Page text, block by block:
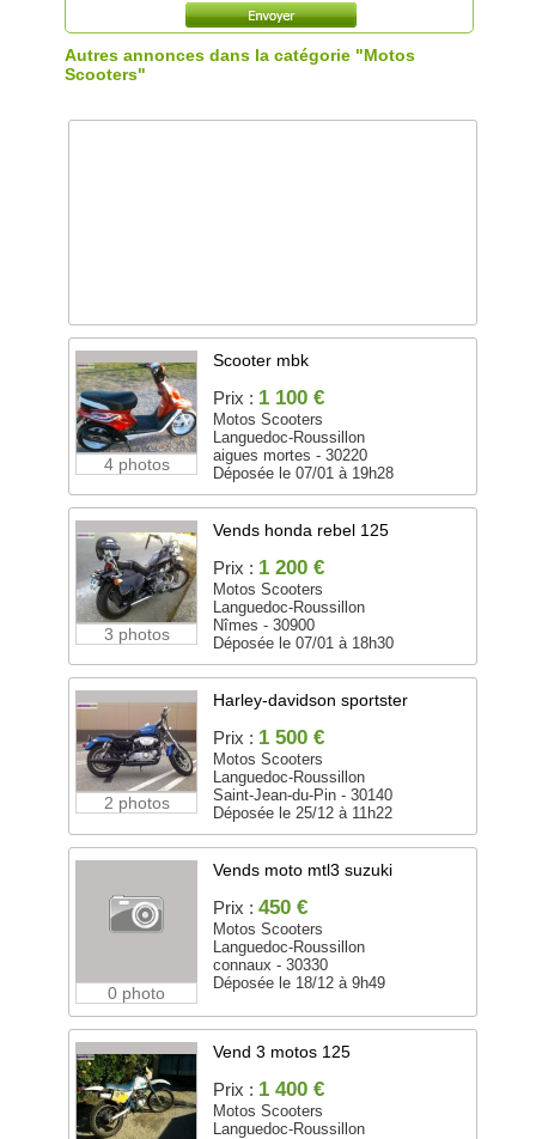
Autres annonces dans la catégorie "Motos
Scooters"
4 photos
Scooter mbk
Prix : 1 100 €
Motos Scooters
Languedoc-Roussillon
aigues mortes - 30220
Déposée le 07/01 à 19h28
3 photos
Vends honda rebel 125
Prix : 1 200 €
Motos Scooters
Languedoc-Roussillon
Nîmes - 30900
Déposée le 07/01 à 18h30
2 photos
Harley-davidson sportster
Prix : 1 500 €
Motos Scooters
Languedoc-Roussillon
Saint-Jean-du-Pin - 30140
Déposée le 25/12 à 11h22
0 photo
Vends moto mtl3 suzuki
Prix : 450 €
Motos Scooters
Languedoc-Roussillon
connaux - 30330
Déposée le 18/12 à 9h49
Vend 3 motos 125
Prix : 1 400 €
Motos Scooters
Languedoc-Roussillon